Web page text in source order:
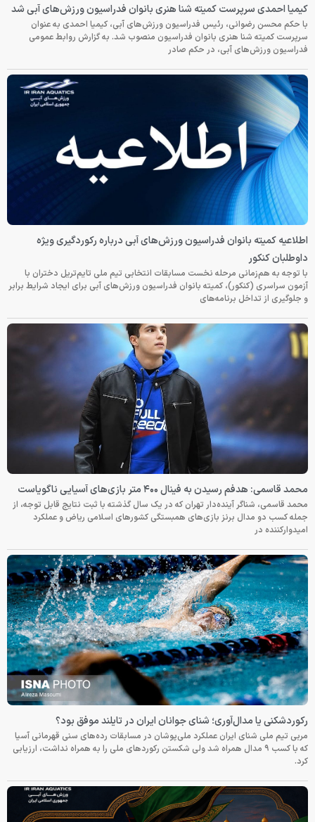
کیمیا احمدی سرپرست کمیته شنا هنری بانوان فدراسیون ورزش‌های آبی شد
با حکم محسن رضوانی، رئیس فدراسیون ورزش‌های آبی، کیمیا احمدی به عنوان
سرپرست کمیته شنا هنری بانوان فدراسیون منصوب شد. به گزارش روابط عمومی
فدراسیون ورزش‌های آبی، در حکم صادر
اطلاعیه کمیته بانوان فدراسیون ورزش‌های آبی درباره رکوردگیری ویژه
داوطلبان کنکور
با توجه به هم‌زمانی مرحله نخست مسابقات انتخابی تیم ملی تایم‌تریل دختران با
آزمون سراسری (کنکور)، کمیته بانوان فدراسیون ورزش‌های آبی برای ایجاد شرایط برابر
و جلوگیری از تداخل برنامه‌های
محمد قاسمی: هدفم رسیدن به فینال ۴۰۰ متر بازی‌های آسیایی ناگویاست
محمد قاسمی، شناگر آینده‌دار تهران که در یک سال گذشته با ثبت نتایج قابل توجه، از
جمله کسب دو مدال برنز بازی‌های همبستگی کشورهای اسلامی ریاض و عملکرد
امیدوارکننده در
رکوردشکنی یا مدال‌آوری؛ شنای جوانان ایران در تایلند موفق بود؟
مربی تیم ملی شنای ایران عملکرد ملی‌پوشان در مسابقات رده‌های سنی قهرمانی آسیا
که با کسب ۹ مدال همراه شد ولی شکستن رکوردهای ملی را به همراه نداشت، ارزیابی
کرد.